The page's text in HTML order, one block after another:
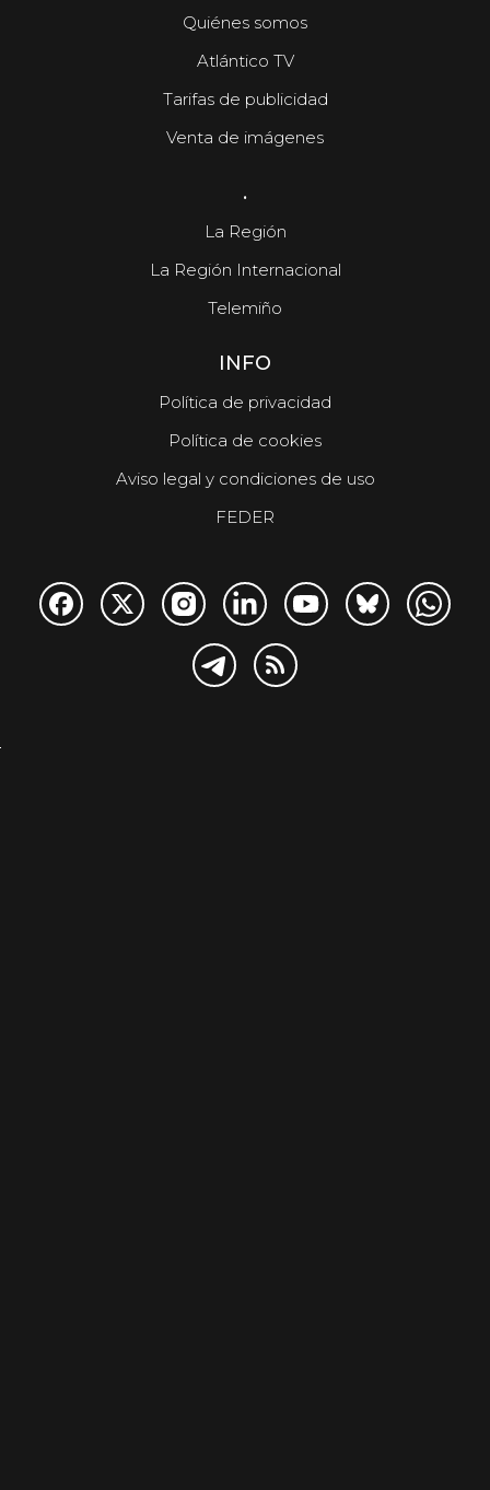
Quiénes somos
Atlántico TV
Tarifas de publicidad
Venta de imágenes
.
La Región
La Región Internacional
Telemiño
INFO
Política de privacidad
Política de cookies
Aviso legal y condiciones de uso
FEDER